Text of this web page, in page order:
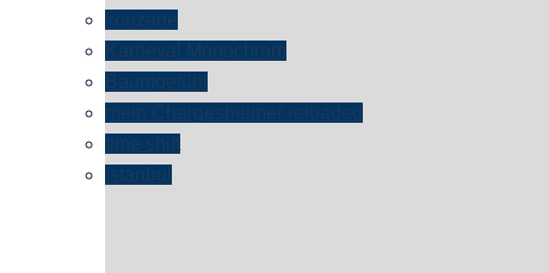
konzerte
Karneval Monochrom
Baumgefühl
mein Chargesheimer reloaded
time shift
Istanbul